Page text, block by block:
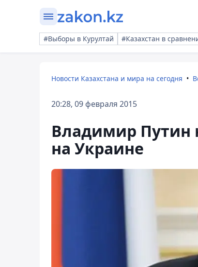
#Выборы в Курултай #Казахстан в
Новости Казахстана и мира на сегодня
20:28, 09 февраля 2015
Владимир Путин
на Украине